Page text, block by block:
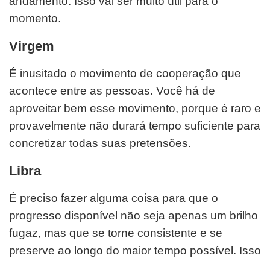
momento.
Virgem
É inusitado o movimento de cooperação que
acontece entre as pessoas. Você há de
aproveitar bem esse movimento, porque é raro e
provavelmente não durará tempo suficiente para
concretizar todas suas pretensões.
Libra
É preciso fazer alguma coisa para que o
progresso disponível não seja apenas um brilho
fugaz, mas que se torne consistente e se
preserve ao longo do maior tempo possível. Isso